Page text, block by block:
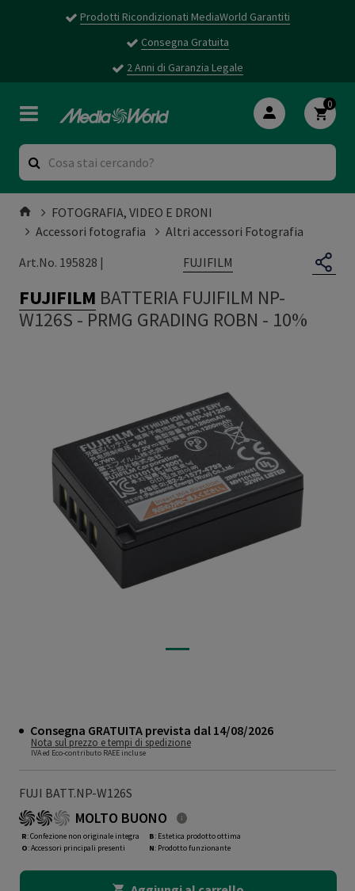
Prodotti Ricondizionati MediaWorld Garantiti
Consegna Gratuita
2 Anni di Garanzia Legale
0
FOTOGRAFIA, VIDEO E DRONI
Accessori fotografia
Altri accessori Fotografia
Art.No. 195828 |
FUJIFILM
FUJIFILM BATTERIA FUJIFILM NP-
W126S - PRMG GRADING ROBN - 10%
Consegna GRATUITA prevista dal 14/08/2026
Nota sul prezzo e tempi di spedizione
IVA ed Eco-contributo RAEE incluse
FUJI BATT.NP-W126S
MOLTO BUONO
R: Confezione non originale integra
O: Accessori principali presenti
B: Estetica prodotto ottima
N: Prodotto funzionante